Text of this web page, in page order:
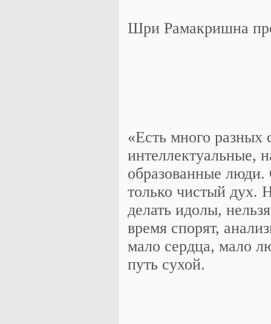
Шри Рамакришна
«Есть много разных
интеллектуальные,
образованные
только чистый дух.
делать идолы,
время спорят,
мало сердца, мало
путь сухой.